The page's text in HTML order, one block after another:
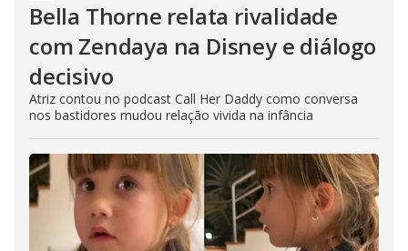
Bella Thorne relata rivalidade
com Zendaya na Disney e diálogo
decisivo
Atriz contou no podcast Call Her Daddy como conversa
nos bastidores mudou relação vivida na infância